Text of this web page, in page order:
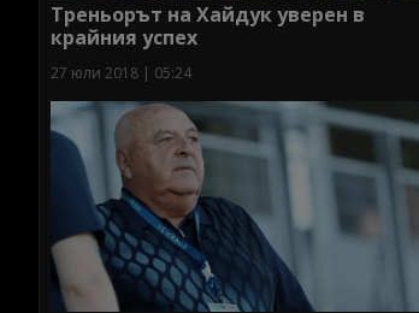
Треньорът на Хайдук уверен в
крайния успех
27 юли 2018 | 05:24